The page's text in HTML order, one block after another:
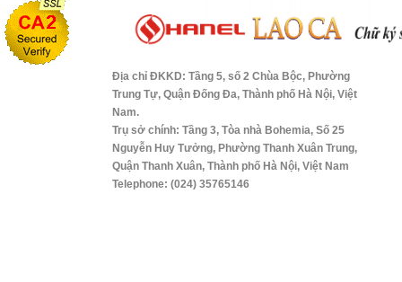
Địa chỉ ĐKKD: Tầng 5, số 2 Chùa Bộc, Phường
Trung Tự, Quận Đống Đa, Thành phố Hà Nội, Việt
Nam.
Trụ sở chính: Tầng 3, Tòa nhà Bohemia, Số 25
Nguyễn Huy Tưởng, Phường Thanh Xuân Trung,
Quận Thanh Xuân, Thành phố Hà Nội, Việt Nam
Telephone: (024) 35765146